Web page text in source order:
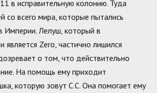
в исправительную колонию. Туда
со всего мира, которые пытались
Империи. Лелуш, который в
является Zero, частично лишился
о том, что действительно
На помощь ему приходит
которую зовут С.С. Она помогает ему